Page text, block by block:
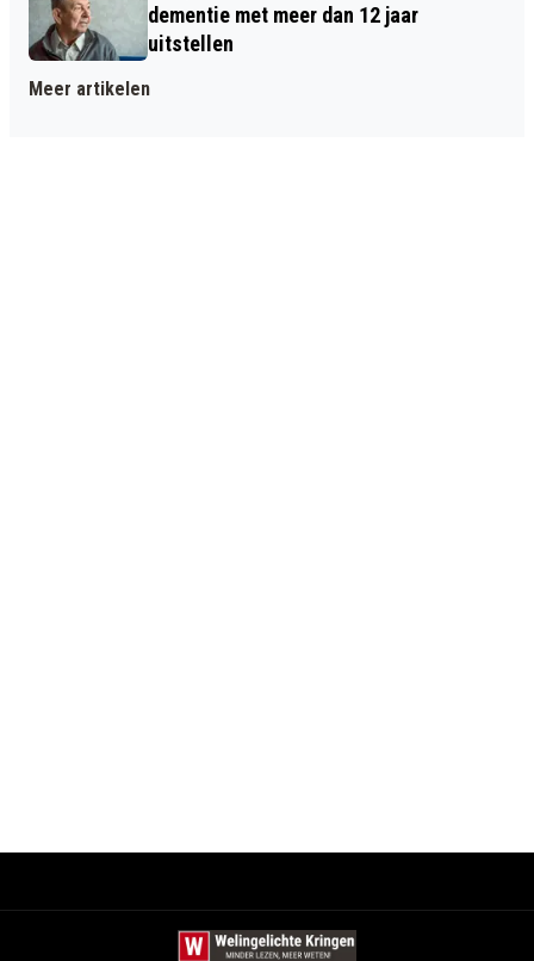
dementie met meer dan 12 jaar
uitstellen
Meer artikelen